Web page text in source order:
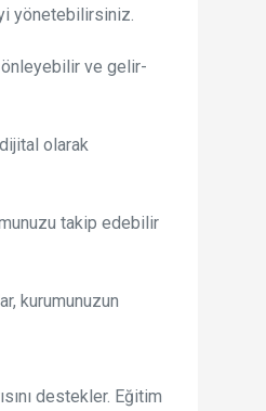
yönetebilirsiniz.
ve gelir-
olarak
takip edebilir
kurumunuzun
destekler. Eğitim